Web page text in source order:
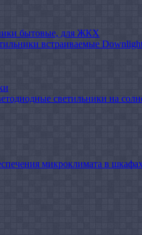
бытовые, для ЖКХ
встраиваемые
светильники на
микроклимата в